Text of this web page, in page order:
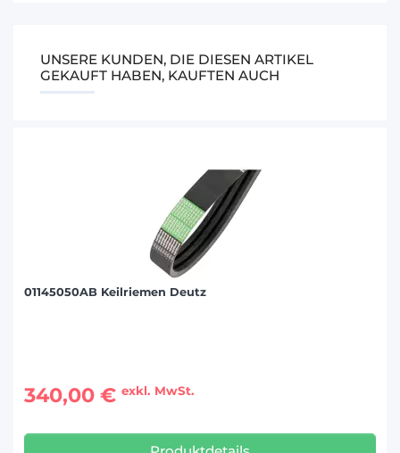
UNSERE KUNDEN, DIE DIESEN ARTIKEL
GEKAUFT HABEN, KAUFTEN AUCH
01145050AB Keilriemen Deutz
340,00 € exkl. MwSt.